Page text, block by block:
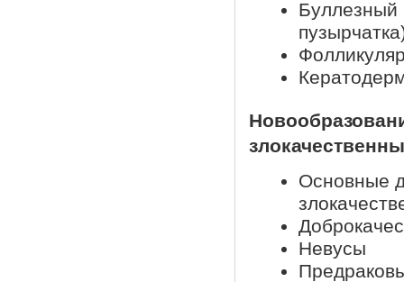
Буллезный
Основные
Невусы